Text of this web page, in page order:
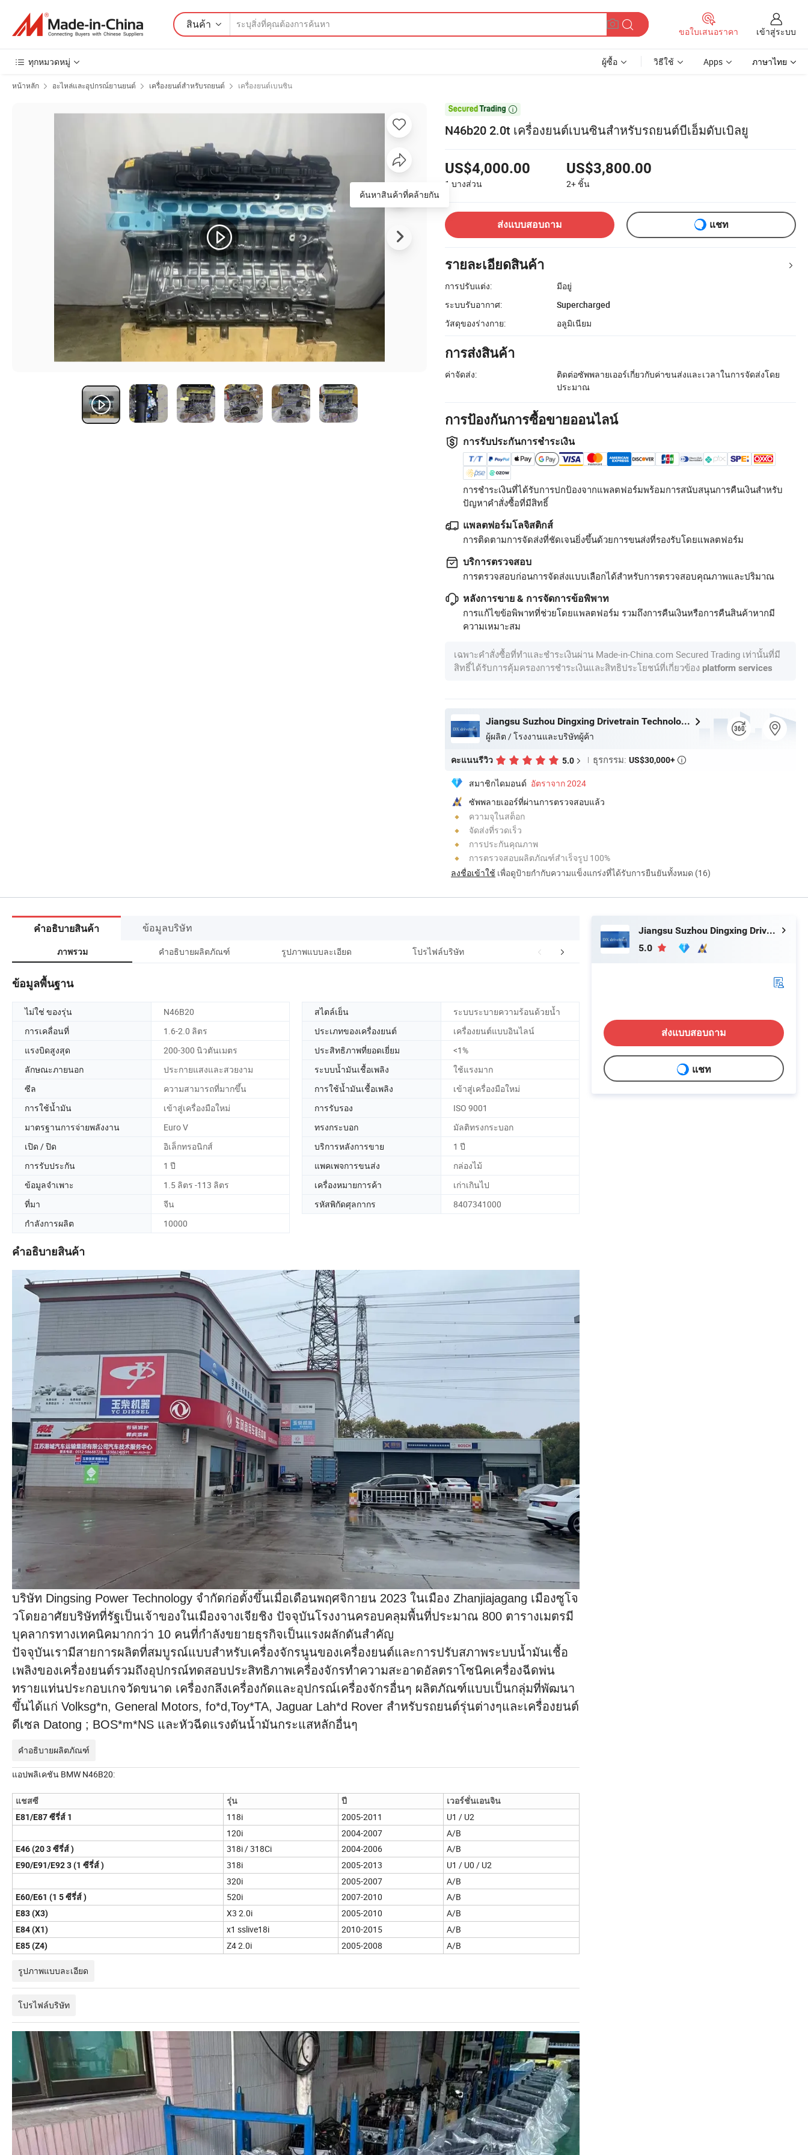
สินค้า
ขอใบเสนอราคา เข้าสู่ระบบ
ทุกหมวดหมู่ ผู้ซื้อ วิธีใช้ Apps ภาษาไทย
หน้าหลัก อะไหล่และอุปกรณ์ยานยนต์ เครื่องยนต์สำหรับรถยนต์ เครื่องยนต์เบนซิน

N46b20 2.0t เครื่องยนต์เบนซินสำหรับรถยนต์บีเอ็มดับเบิลยู
US$4,000.00
1 บางส่วน
US$3,800.00
2+ ชิ้น
ส่งแบบสอบถาม แชท
รายละเอียดสินค้า
การปรับแต่ง:
มีอยู่
ระบบรับอากาศ:
Supercharged
วัสดุของร่างกาย:
อลูมิเนียม
การส่งสินค้า
ค่าจัดส่ง:
ติดต่อซัพพลายเออร์เกี่ยวกับค่าขนส่งและเวลาในการจัดส่งโดย
ประมาณ
การป้องกันการซื้อขายออนไลน์
การรับประกันการชำระเงิน
การชำระเงินที่ได้รับการปกป้องจากแพลตฟอร์มพร้อมการสนับสนุนการคืนเงินสำหรับ
ปัญหาคำสั่งซื้อที่มีสิทธิ์
แพลตฟอร์มโลจิสติกส์
การติดตามการจัดส่งที่ชัดเจนยิ่งขึ้นด้วยการขนส่งที่รองรับโดยแพลตฟอร์ม
บริการตรวจสอบ
การตรวจสอบก่อนการจัดส่งแบบเลือกได้สำหรับการตรวจสอบคุณภาพและปริมาณ
หลังการขาย & การจัดการข้อพิพาท
การแก้ไขข้อพิพาทที่ช่วยโดยแพลตฟอร์ม รวมถึงการคืนเงินหรือการคืนสินค้าหากมี
ความเหมาะสม
เฉพาะคำสั่งซื้อที่ทำและชำระเงินผ่าน Made-in-China.com Secured Trading เท่านั้นที่มี
สิทธิ์ได้รับการคุ้มครองการชำระเงินและสิทธิประโยชน์ที่เกี่ยวข้อง platform services
Jiangsu Suzhou Dingxing Drivetrain Technology Co., Ltd.
ผู้ผลิต / โรงงานและบริษัทผู้ค้า
คะแนนรีวิว 5.0 ธุรกรรม: US$30,000+ 
สมาชิกไดมอนด์ อัตราจาก 2024
ซัพพลายเออร์ที่ผ่านการตรวจสอบแล้ว
ความจุในสต็อก
จัดส่งที่รวดเร็ว
การประกันคุณภาพ
การตรวจสอบผลิตภัณฑ์สำเร็จรูป 100%
ลงชื่อเข้าใช้ เพื่อดูป้ายกำกับความแข็งแกร่งที่ได้รับการยืนยันทั้งหมด (16)
ค้นหาสินค้าที่คล้ายกัน
คำอธิบายสินค้า ข้อมูลบริษัท
ภาพรวม คำอธิบายผลิตภัณฑ์ รูปภาพแบบละเอียด โปรไฟล์บริษัท คำถามที่พบบ่อย
ข้อมูลพื้นฐาน
ไม่ใช่ ของรุ่น N46B20 สไตล์เย็น
ระบบระบายความร้อนด้วยน้ำ
การเคลื่อนที่
1.6-2.0 ลิตร ประเภทของเครื่องยนต์
เครื่องยนต์แบบอินไลน์
แรงบิดสูงสุด
200-300 นิวตันเมตร ประสิทธิภาพที่ยอดเยี่ยม
<1%
ลักษณะภายนอก
ประกายแสงและสวยงาม ระบบน้ำมันเชื้อเพลิง
ใช้แรงมาก
ซีล
ความสามารถที่มากขึ้น การใช้น้ำมันเชื้อเพลิง
เข้าสู่เครื่องมือใหม่
การใช้น้ำมัน
เข้าสู่เครื่องมือใหม่ การรับรอง
ISO 9001
มาตรฐานการจ่ายพลังงาน
Euro V ทรงกระบอก
มัลติทรงกระบอก
เปิด / ปิด
อิเล็กทรอนิกส์ บริการหลังการขาย
1 ปี
การรับประกัน
1 ปี แพคเพจการขนส่ง
กล่องไม้
ข้อมูลจำเพาะ
1.5 ลิตร -113 ลิตร เครื่องหมายการค้า
เก่าเกินไป
ที่มา
จีน รหัสพิกัดศุลกากร
8407341000
กำลังการผลิต
10000
คำอธิบายสินค้า
บริษัท Dingsing Power Technology จำกัดก่อตั้งขึ้นเมื่อเดือนพฤศจิกายน 2023 ในเมือง Zhanjiajagang เมืองซูโจ
วโดยอาศัยบริษัทที่รัฐเป็นเจ้าของในเมืองจางเจียชิง ปัจจุบันโรงงานครอบคลุมพื้นที่ประมาณ 800 ตารางเมตรมี
บุคลากรทางเทคนิคมากกว่า 10 คนที่กำลังขยายธุรกิจเป็นแรงผลักดันสำคัญ
ปัจจุบันเรามีสายการผลิตที่สมบูรณ์แบบสำหรับเครื่องจักรนูนของเครื่องยนต์และการปรับสภาพระบบน้ำมันเชื้อ
เพลิงของเครื่องยนต์รวมถึงอุปกรณ์ทดสอบประสิทธิภาพเครื่องจักรทำความสะอาดอัลตราโซนิคเครื่องฉีดพ่น
ทรายแท่นประกอบเกจวัดขนาด เครื่องกลึงเครื่องกัดและอุปกรณ์เครื่องจักรอื่นๆ ผลิตภัณฑ์แบบเป็นกลุ่มที่พัฒนา
ขึ้นได้แก่ Volksg*n, General Motors, fo*d,Toy*TA, Jaguar Lah*d Rover สำหรับรถยนต์รุ่นต่างๆและเครื่องยนต์
ดีเซล Datong ; BOS*m*NS และหัวฉีดแรงดันน้ำมันกระแสหลักอื่นๆ
คำอธิบายผลิตภัณฑ์
แอปพลิเคชัน BMW N46B20:
แชสซี รุ่น ปี
เวอร์ชั่นเอนจิน
E81/E87 ซีรี่ส์ 1
118i 2005-2011
U1 / U2
120i
2004-2007 A/B
E46 (20 3 ซีรี่ส์ ) 318i / 318Ci 2004-2006 A/B
E90/E91/E92 3 (1 ซีรี่ส์ ) 318i 2005-2013
U1 / U0 / U2
320i
2005-2007 A/B
E60/E61 (1 5 ซีรี่ส์ ) 520i 2007-2010 A/B
E83 (X3) X3 2.0i 2005-2010 A/B
E84 (X1) x1 sslive18i 2010-2015 A/B
E85 (Z4) Z4 2.0i 2005-2008 A/B
รูปภาพแบบละเอียด
โปรไฟล์บริษัท
Jiangsu Suzhou Dingxing Drivetrain Technology Co., Ltd.
5.0
ส่งแบบสอบถาม
แชท